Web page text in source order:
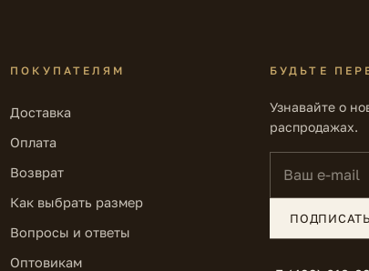
ПОКУПАТЕЛЯМ
Доставка
Оплата
Возврат
Как выбрать размер
Вопросы и ответы
Оптовикам
БУДЬТЕ
Узнавайте о
распродажах.